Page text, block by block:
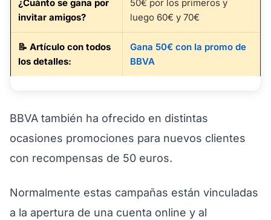
¿Cuánto se gana por
invitar amigos?
50€ por los primeros y
luego 60€ y 70€
📝 Artículo con todos
los detalles:
Gana 50€ con la promo de
BBVA
BBVA también ha ofrecido en distintas
ocasiones promociones para nuevos clientes
con recompensas de 50 euros.
Normalmente estas campañas están vinculadas
a la apertura de una cuenta online y al